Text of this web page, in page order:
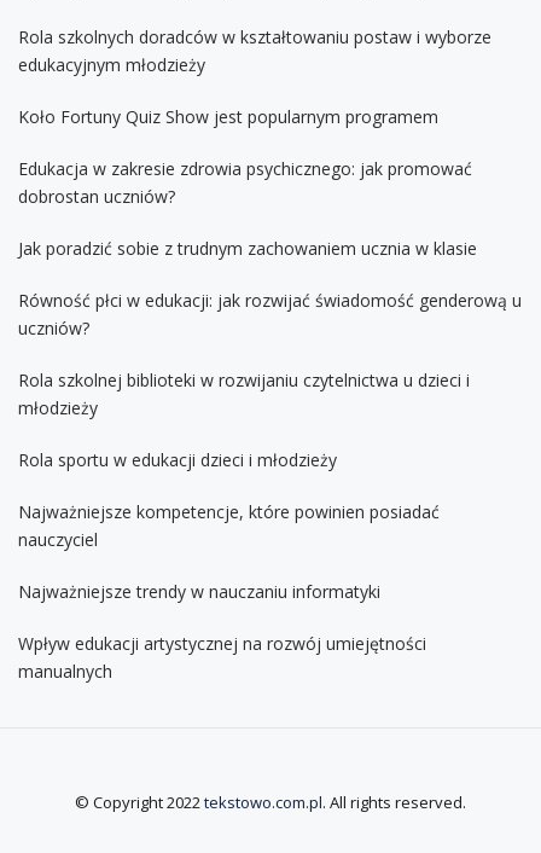
Rola szkolnych doradców w kształtowaniu postaw i wyborze
edukacyjnym młodzieży
Koło Fortuny Quiz Show jest popularnym programem
Edukacja w zakresie zdrowia psychicznego: jak promować
dobrostan uczniów?
Jak poradzić sobie z trudnym zachowaniem ucznia w klasie
Równość płci w edukacji: jak rozwijać świadomość genderową u
uczniów?
Rola szkolnej biblioteki w rozwijaniu czytelnictwa u dzieci i
młodzieży
Rola sportu w edukacji dzieci i młodzieży
Najważniejsze kompetencje, które powinien posiadać
nauczyciel
Najważniejsze trendy w nauczaniu informatyki
Wpływ edukacji artystycznej na rozwój umiejętności
manualnych
© Copyright 2022tekstowo.com.pl. All rights reserved.